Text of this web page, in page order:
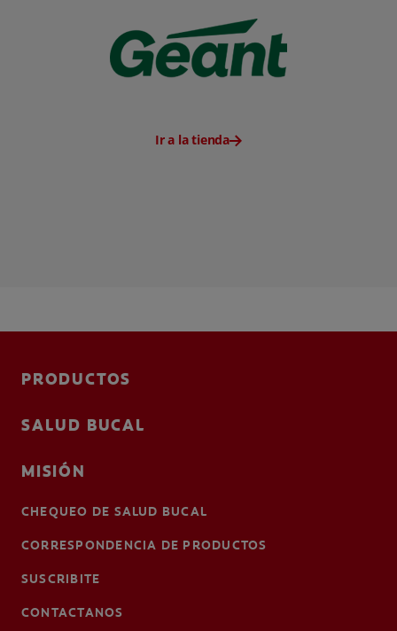
Ir a la tienda
PRODUCTOS
SALUD BUCAL
MISIÓN
CHEQUEO DE SALUD BUCAL
CORRESPONDENCIA DE PRODUCTOS
SUSCRIBITE
CONTACTANOS